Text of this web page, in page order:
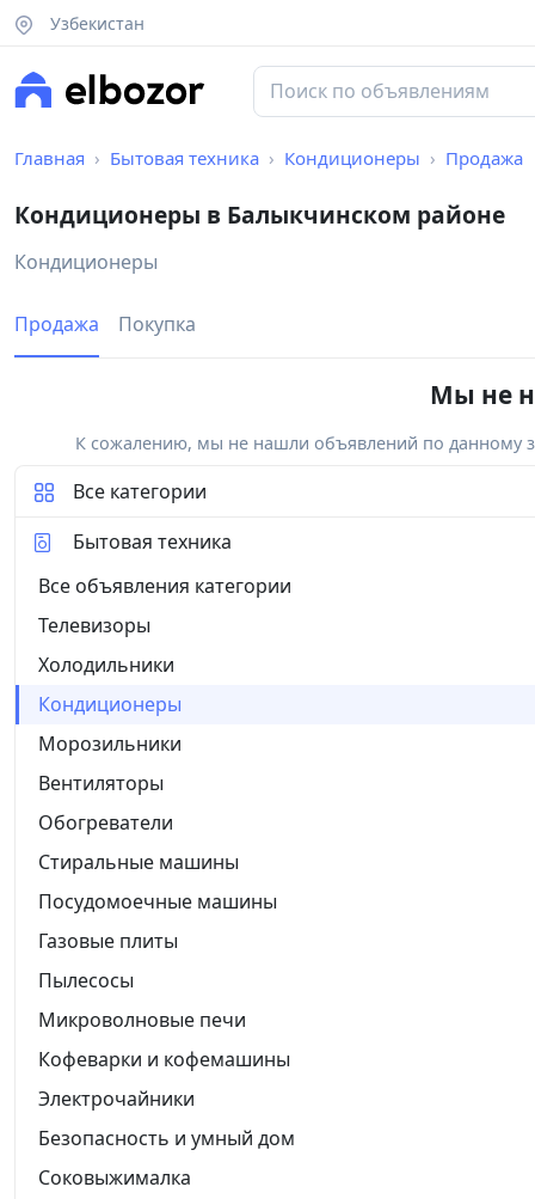
Узбекистан
Главная Бытовая техника Кондиционеры Продажа
Кондиционеры в Балыкчинском районе
Кондиционеры
Продажа Покупка
Мы не
К сожалению, мы не нашли объявлений по данному
Все категории
Бытовая техника
Все объявления категории
Телевизоры
Холодильники
Кондиционеры
Морозильники
Вентиляторы
Обогреватели
Стиральные машины
Посудомоечные машины
Газовые плиты
Пылесосы
Микроволновые печи
Кофеварки и кофемашины
Электрочайники
Безопасность и умный дом
Соковыжималка